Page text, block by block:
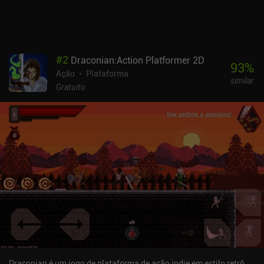
#2 Draconian:Action Platformer 2D
Ação
Plataforma
Gratuito
93%
similar